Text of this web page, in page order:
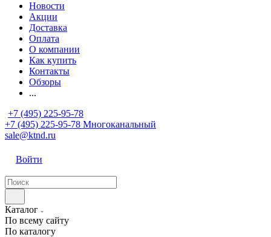
Новости
Акции
Доставка
Оплата
О компании
Как купить
Контакты
Обзоры
...
+7 (495) 225-95-78
+7 (495) 225-95-78 Многоканальный
sale@ktnd.ru
Войти
Каталог
По всему сайту
По каталогу